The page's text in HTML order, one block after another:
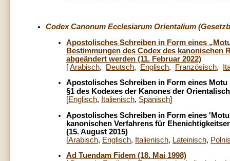
Codex Canonum Ecclesiarum Orientalium
Apostolisches Schreiben in Form eines
Bestimmungen des Codex des kanonischen
abgeändert werden (11. Februar 2022)
[Arabisch, Deutsch, Englisch, Französisch,
Apostolisches Schreiben in Form eines
§1 des Kodexes der Kanones der
[Englisch, Italienisch, Spanisch]
Apostolisches Schreiben in Form eines
kanonischen Verfahrens für
(15. August 2015)
[Arabisch, Englisch, Italienisch, Lateinisch,
Ad Tuendam Fidem (18. Mai 1998)